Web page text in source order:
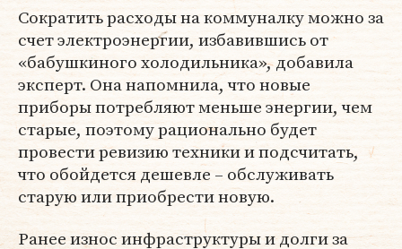
Сократить расходы на коммуналку можно за
счет электроэнергии, избавившись от
«бабушкиного холодильника», добавила
эксперт. Она напомнила, что новые
приборы потребляют меньше энергии, чем
старые, поэтому рационально будет
провести ревизию техники и подсчитать,
что обойдется дешевле – обслуживать
старую или приобрести новую.
Ранее износ инфраструктуры и долги за